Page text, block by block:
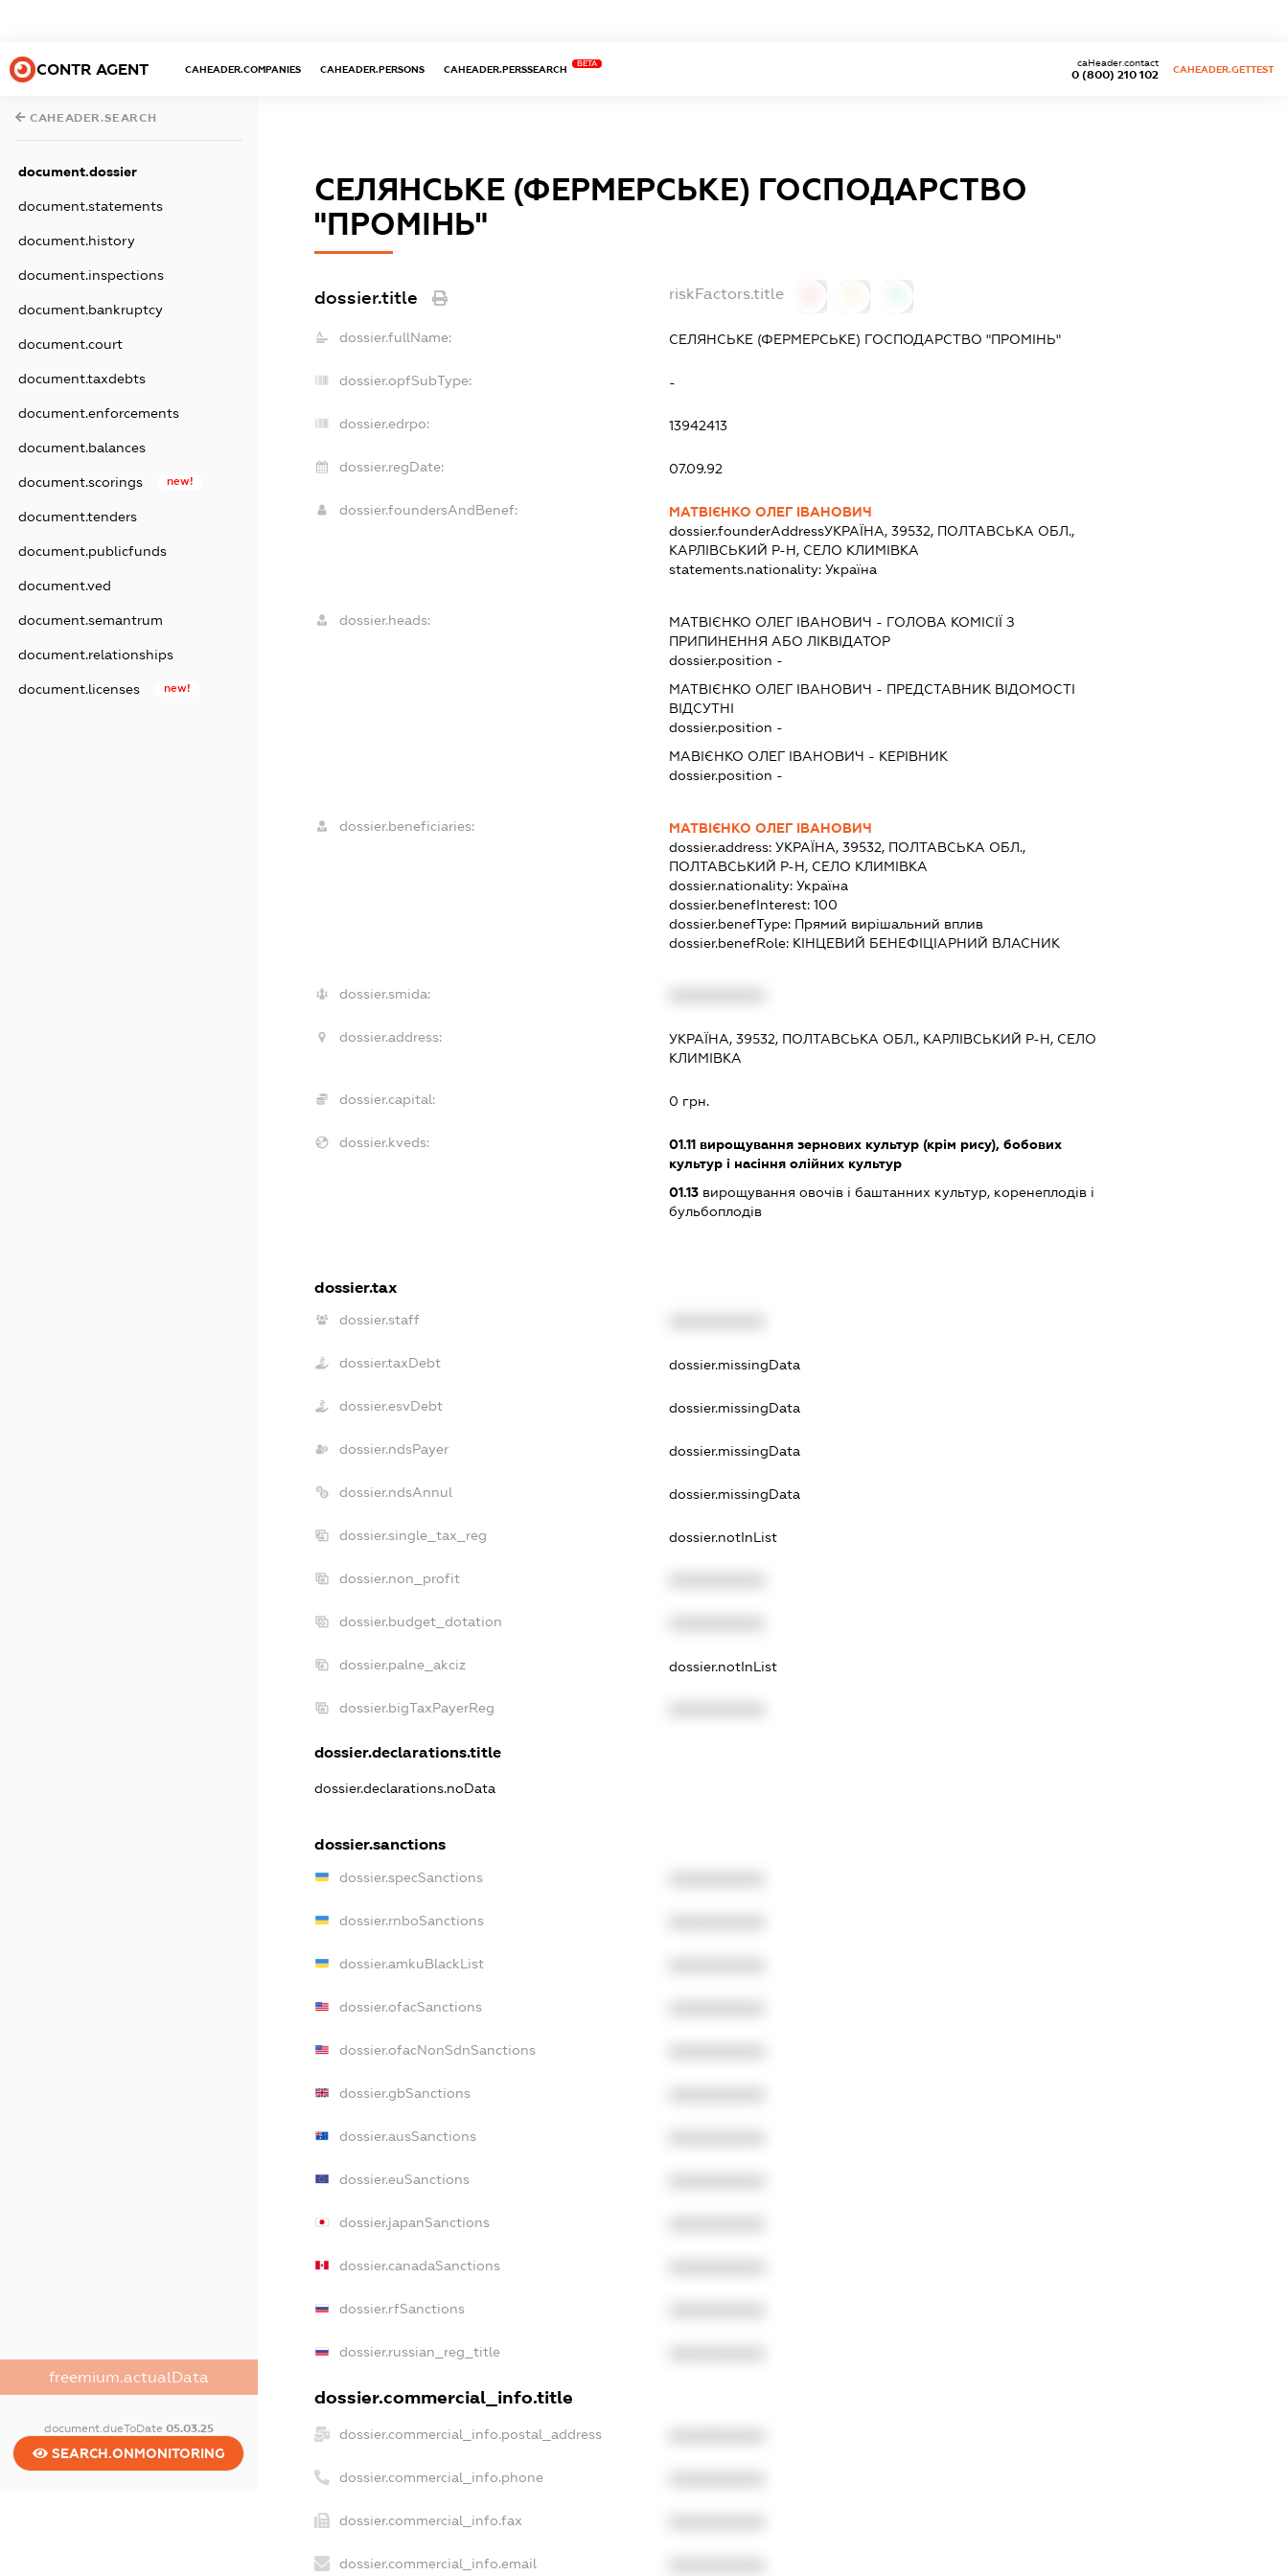
CONTR AGENT CAHEADER.COMPANIES CAHEADER.PERSONS CAHEADER.PERSSEARCH
BETA
0 (800) 210 102
caHeader.contact
CAHEADER.GETTEST
CAHEADER.SEARCH
document.dossier
document.statements
document.history
document.inspections
document.bankruptcy
document.court
document.taxdebts
document.enforcements
document.balances
document.scorings new!
document.tenders
document.publicfunds
document.ved
document.semantrum
document.relationships
document.licenses new!
freemium.actualData
document.dueToDate 05.03.25
SEARCH.ONMONITORING
СЕЛЯНСЬКЕ (ФЕРМЕРСЬКЕ) ГОСПОДАРСТВО
"ПРОМІНЬ"
dossier.title riskFactors.title
dossier.fullName: СЕЛЯНСЬКЕ (ФЕРМЕРСЬКЕ) ГОСПОДАРСТВО "ПРОМІНЬ"
dossier.opfSubType: -
dossier.edrpo: 13942413
dossier.regDate: 07.09.92
dossier.foundersAndBenef:
МАТВІЄНКО ОЛЕГ ІВАНОВИЧ
dossier.founderAddressУКРАЇНА, 39532, ПОЛТАВСЬКА ОБЛ.,
КАРЛІВСЬКИЙ Р-Н, СЕЛО КЛИМІВКА
statements.nationality:Україна
dossier.heads: МАТВІЄНКО ОЛЕГ ІВАНОВИЧ - ГОЛОВА КОМІСІЇ З
ПРИПИНЕННЯ АБО ЛІКВІДАТОР
dossier.position -
МАТВІЄНКО ОЛЕГ ІВАНОВИЧ - ПРЕДСТАВНИК ВІДОМОСТІ
ВІДСУТНІ
dossier.position -
МАВІЄНКО ОЛЕГ ІВАНОВИЧ - КЕРІВНИК
dossier.position -
dossier.beneficiaries:
МАТВІЄНКО ОЛЕГ ІВАНОВИЧ
dossier.address:УКРАЇНА, 39532, ПОЛТАВСЬКА ОБЛ.,
ПОЛТАВСЬКИЙ Р-Н, СЕЛО КЛИМІВКА
dossier.nationality:Україна
dossier.benefInterest:100
dossier.benefType: Прямий вирішальний вплив
dossier.benefRole: КІНЦЕВИЙ БЕНЕФІЦІАРНИЙ ВЛАСНИК
dossier.smida:
dossier.address:
УКРАЇНА, 39532, ПОЛТАВСЬКА ОБЛ., КАРЛІВСЬКИЙ Р-Н, СЕЛО
КЛИМІВКА
dossier.capital: 0 грн.
dossier.kveds: 01.11 вирощування зернових культур (крім рису), бобових
культур і насіння олійних культур
01.13 вирощування овочів і баштанних культур, коренеплодів і
бульбоплодів
dossier.tax
dossier.staff
dossier.taxDebt dossier.missingData
dossier.esvDebt dossier.missingData
dossier.ndsPayer dossier.missingData
dossier.ndsAnnul dossier.missingData
dossier.single_tax_reg dossier.notInList
dossier.non_profit
dossier.budget_dotation
dossier.palne_akciz dossier.notInList
dossier.bigTaxPayerReg
dossier.declarations.title
dossier.declarations.noData
dossier.sanctions
dossier.specSanctions
dossier.rnboSanctions
dossier.amkuBlackList
dossier.ofacSanctions
dossier.ofacNonSdnSanctions
dossier.gbSanctions
dossier.ausSanctions
dossier.euSanctions
dossier.japanSanctions
dossier.canadaSanctions
dossier.rfSanctions
dossier.russian_reg_title
dossier.commercial_info.title
dossier.commercial_info.postal_address
dossier.commercial_info.phone
dossier.commercial_info.fax
dossier.commercial_info.email